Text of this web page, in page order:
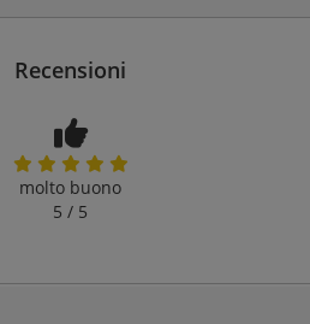
Recensioni
molto buono
5 / 5